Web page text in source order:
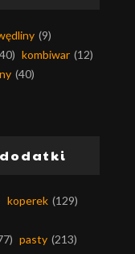
(9)
kombiwar (12)
(40)
koperek (129)
pasty (213)